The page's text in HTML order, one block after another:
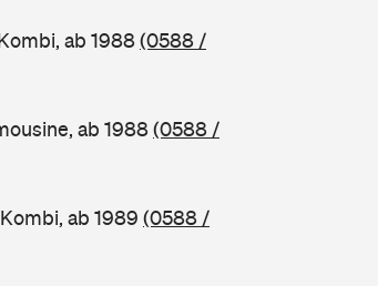
ab 1988(0588 /
ab 1988(0588 /
ab 1989 (0588 /